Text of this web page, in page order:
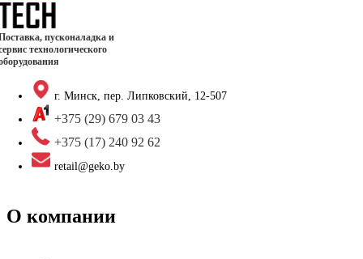
пусконаладка и
технологического
г. Минск, пер. Липковский, 12-507
+375 (29) 679 03 43
+375 (17) 240 92 62
retail@geko.by
О компании